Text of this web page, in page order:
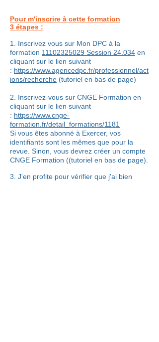
Pour m'inscrire à cette formation
3 étapes :
1. Inscrivez vous sur Mon DPC à la
formation 11102325029 Session 24.034 en
cliquant sur le lien suivant
: https://www.agencedpc.fr/professionnel/act
ions/recherche (tutoriel en bas de page)
2. Inscrivez-vous sur CNGE Formation en
cliquant sur le lien suivant
: https://www.cnge-
formation.fr/detail_formations/1181
Si vous êtes abonné à Exercer, vos
identifiants sont les mêmes que pour la
revue. Sinon, vous devrez créer un compte
CNGE Formation ((tutoriel en bas de page).
3. J'en profite pour vérifier que j'ai bien